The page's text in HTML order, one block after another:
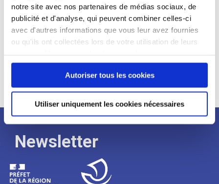
notre site avec nos partenaires de médias sociaux, de
publicité et d'analyse, qui peuvent combiner celles-ci
avec d'autres informations que vous leur avez fournies
ou qu'ils ont collectées lors de votre utilisation de leurs
continuez à utiliser notre site Web.
Autoriser tous les cookies
Utiliser uniquement les cookies nécessaires
Processus
de
recrutement
Newsletter